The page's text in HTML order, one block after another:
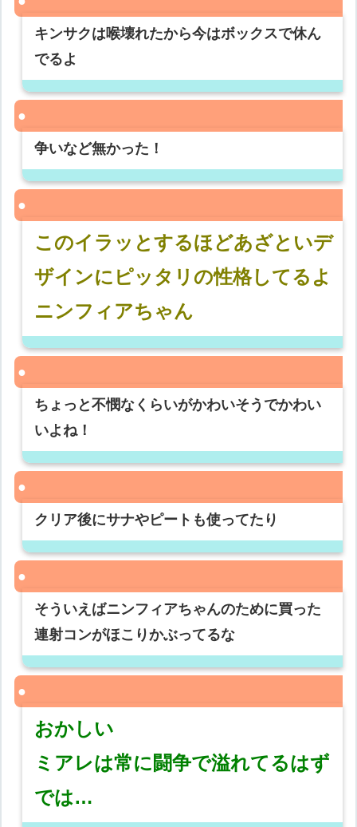
キンサクは喉壊れたから今はボックスで休ん
でるよ
争いなど無かった！
このイラッとするほどあざといデ
ザインにピッタリの性格してるよ
ニンフィアちゃん
ちょっと不憫なくらいがかわいそうでかわい
いよね！
クリア後にサナやピートも使ってたり
そういえばニンフィアちゃんのために買った
連射コンがほこりかぶってるな
おかしい
ミアレは常に闘争で溢れてるはず
では…